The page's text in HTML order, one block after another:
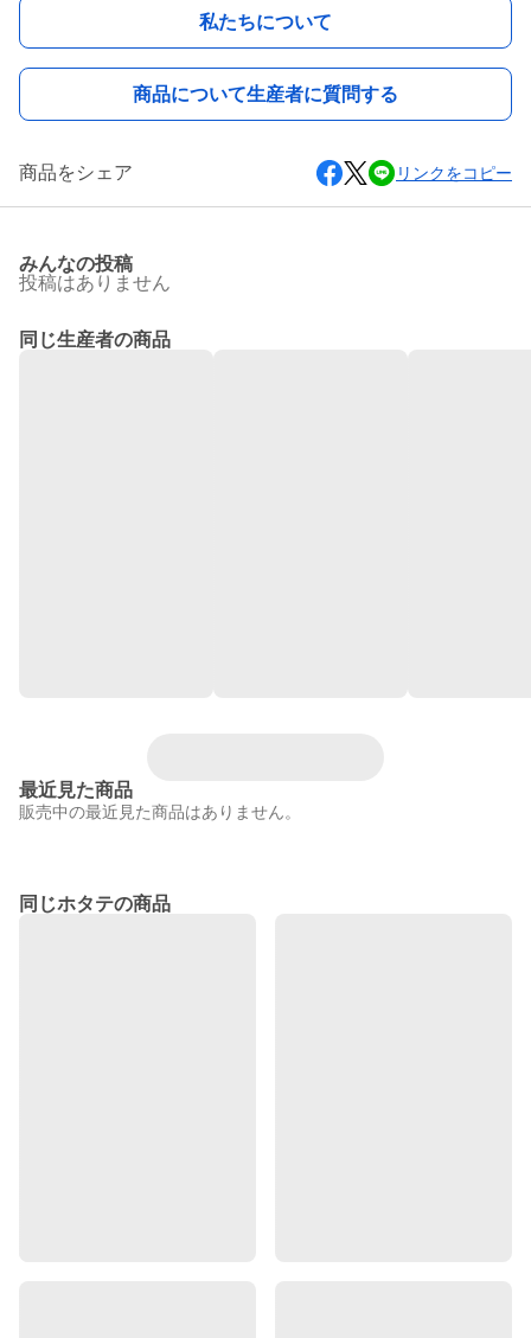
私たちについて
商品について生産者に質問する
商品をシェア リンクをコピー
みんなの投稿
投稿はありません
同じ生産者の商品
最近見た商品
販売中の最近見た商品はありません。
同じホタテの商品